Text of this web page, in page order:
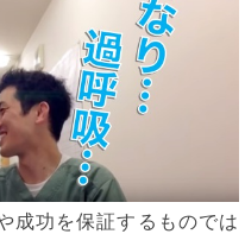
成功を保証するものでは